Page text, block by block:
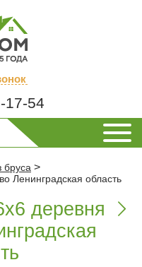
17-54
бруса >
Ленинградская область
деревня
